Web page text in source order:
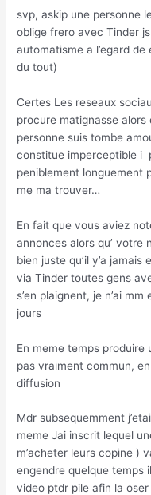
svp, askip une personne
oblige frero avec Tinder
automatisme a l’egard
du tout)
Certes Les reseaux
procure matignasse alors
personne suis tombe
constitue imperceptible i
peniblement longuement
me ma trouver…
En fait que vous aviez
annonces alors qu’ votre
bien juste qu’il y’a
via Tinder toutes gens
s’en plaignent, je n’ai
jours
En meme temps
pas vraiment commun,
diffusion
Mdr subsequemment
meme Jai inscrit lequel
m’acheter leurs copine )
engendre quelque temps
video ptdr pile afin la